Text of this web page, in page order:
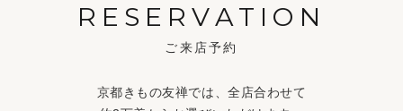
RESERVATION
ご来店予約
京都きもの友禅では、全店合わせて